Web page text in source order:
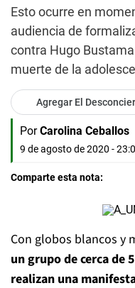
Esto ocurre en
audiencia de
contra Hugo
muerte de la
Agregar El
Por Carolina Ceballos
9 de agosto de 2020 -
Comparte esta nota:
Con globos blancos y
un grupo de cerca de
realizan una